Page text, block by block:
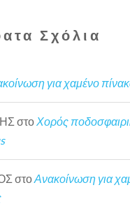
Σχόλια
για χαμένο
στοΧορός
στοΑνακοίνωση για